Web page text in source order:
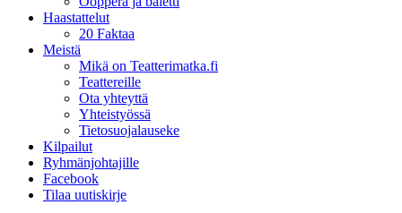
Haastattelut
20 Faktaa
Meistä
Mikä on Teatterimatka.fi
Teattereille
Ota yhteyttä
Yhteistyössä
Tietosuojalauseke
Kilpailut
Ryhmänjohtajille
Facebook
Tilaa uutiskirje